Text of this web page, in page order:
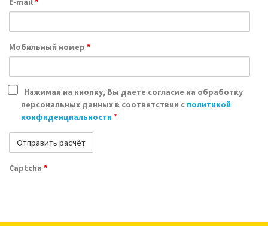
Мобильный номер *
Нажимая на кнопку, Вы даете согласие на обработку
персональных данных в соответствии с политикой
конфиденциальности *
Captcha *